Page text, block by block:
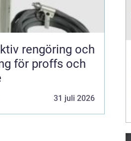
för proffs och
31 juli 2026